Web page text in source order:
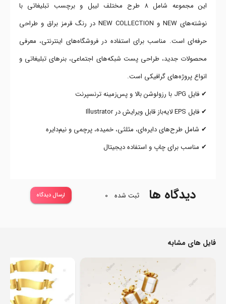
این مجموعه شامل ۸ طرح مختلف لیبل و برچسب تبلیغاتی با
نوشته‌های NEW و NEW COLLECTION در رنگ قرمز براق و طراحی
حرفه‌ای است. مناسب برای استفاده در فروشگاه‌های اینترنتی، معرفی
محصولات جدید، طراحی پست شبکه‌های اجتماعی، بنرهای تبلیغاتی و
انواع پروژه‌های گرافیکی است.
✔ فایل JPG با رزولوشن بالا و پس‌زمینه ترنسپرنت
✔ فایل EPS لایه‌باز قابل ویرایش در Illustrator
✔ شامل طرح‌های دایره‌ای، مثلثی، خمیده، پرچمی و نیم‌دایره
✔ مناسب برای چاپ و استفاده دیجیتال
دیدگاه ها ثبت شده 0 ارسال دیدگاه
فایل های مشابه